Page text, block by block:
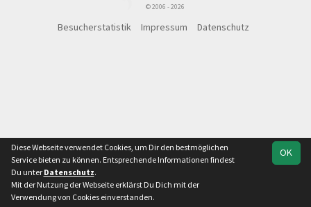
© 2006 - 2026
Besucherstatistik Impressum Datenschutz
OK
Diese Webseite verwendet Cookies, um Dir den bestmöglichen
Service bieten zu können. Entsprechende Informationen findest
Du unter Datenschutz.
Mit der Nutzung der Webseite erklärst Du Dich mit der
Verwendung von Cookies einverstanden.